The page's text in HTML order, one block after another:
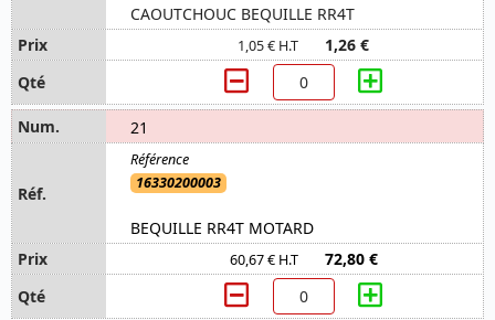
CAOUTCHOUC BEQUILLE RR4T
1,05 € H.T 1,26 €
21
16330200003
BEQUILLE RR4T MOTARD
60,67 € H.T 72,80 €